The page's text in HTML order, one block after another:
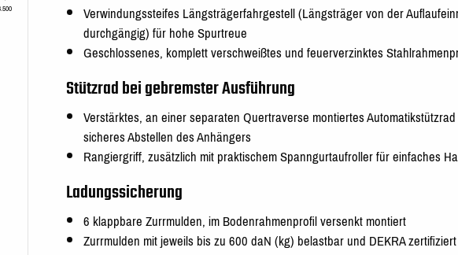
Verwindungssteifes Längsträgerfahrgestell (Längsträger von der
durchgängig) für hohe Spurtreue
Geschlossenes, komplett verschweißtes und feuerverzinktes
Stützrad bei gebremster Ausführung
Verstärktes, an einer separaten Quertraverse montiertes
sicheres Abstellen des Anhängers
Rangiergriff, zusätzlich mit praktischem Spanngurtaufroller für einfaches
Ladungssicherung
6 klappbare Zurrmulden, im Bodenrahmenprofil versenkt montiert
Zurrmulden mit jeweils bis zu 600 daN (kg) belastbar und DEKRA zertifiziert